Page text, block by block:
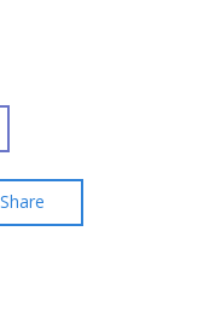
Share